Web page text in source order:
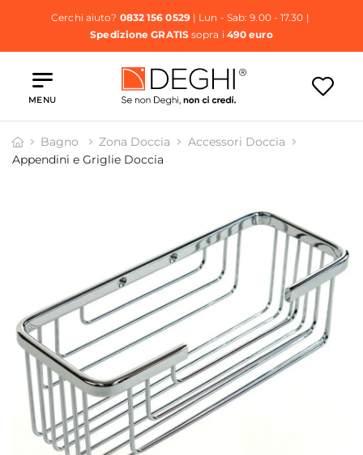
Cerchi aiuto? 0832 156 0529| Lun - Sab: 9.00 - 17.30 |
Spedizione GRATISsopra i 490 euro
MENU
Bagno Zona Doccia
Accessori Doccia
Appendini e Griglie Doccia